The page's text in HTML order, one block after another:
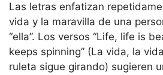
Las letras enfatizan
vida y la maravilla de una
“ella”. Los versos “Life, life is
keeps spinning” (La vida, la
ruleta sigue girando) sugieren